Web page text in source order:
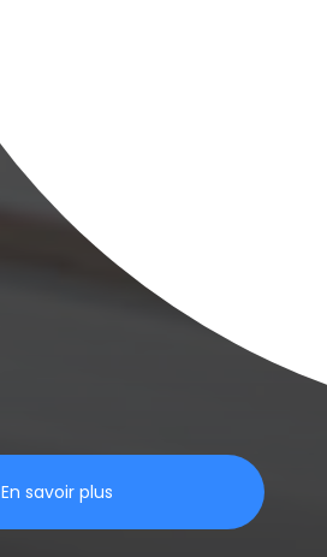
En savoir plus